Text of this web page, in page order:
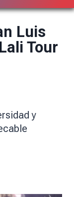
Luis
Tour
y